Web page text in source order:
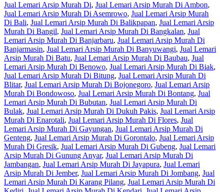
Jual Lemari Arsip Murah Di, Jual Lemari Arsip Murah Di Ambon,
Jual Lemari Arsip Murah Di Asemrowo, Jual Lemari Arsip Murah
Di Bali, Jual Lemari Arsip Murah Di Balikpapan, Jual Lemari Arsip
Murah Di Bangil, Jual Lemari Arsip Murah Di Bangkalan, Jual
Lemari Arsip Murah Di Banjarbaru, Jual Lemari Arsip Murah Di
Banjarmasin, Jual Lemari Arsip Murah Di Banyuwangi, Jual Lemari
Arsip Murah Di Batu, Jual Lemari Arsip Murah Di Baubau, Jual
Lemari Arsip Murah Di Benowo, Jual Lemari Arsip Murah Di Biak,
Jual Lemari Arsip Murah Di Bitung, Jual Lemari Arsip Murah Di
Blitar, Jual Lemari Arsip Murah Di Bojonegoro, Jual Lemari Arsip
Murah Di Bondowoso, Jual Lemari Arsip Murah Di Bontang, Jual
Lemari Arsip Murah Di Bubutan, Jual Lemari Arsip Murah Di
Bulak, Jual Lemari Arsip Murah Di Dukuh Pakis, Jual Lemari Arsip
Murah Di Enarotali, Jual Lemari Arsip Murah Di Flores, Jual
Lemari Arsip Murah Di Gayungan, Jual Lemari Arsip Murah Di
Genteng, Jual Lemari Arsip Murah Di Gorontalo, Jual Lemari Arsip
Murah Di Gresik, Jual Lemari Arsip Murah Di Gubeng, Jual Lemari
Arsip Murah Di Gunung Anyar, Jual Lemari Arsip Murah Di
Jambangan, Jual Lemari Arsip Murah Di Jayapura, Jual Lemari
Arsip Murah Di Jember, Jual Lemari Arsip Murah Di Jombang, Jual
Lemari Arsip Murah Di Karang Pilang, Jual Lemari Arsip Murah Di